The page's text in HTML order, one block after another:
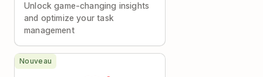
Unlock game-changing insights
and optimize your task
management
Nouveau